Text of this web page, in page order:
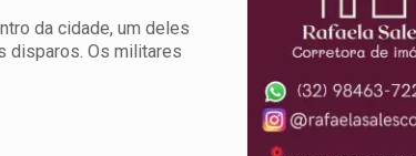
da cidade, um deles
disparos. Os militares